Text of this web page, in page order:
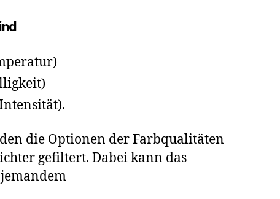
die Optionen der Farbqualitäten
gefiltert. Dabei kann das